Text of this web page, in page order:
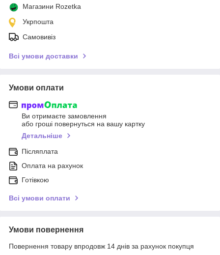
Магазини Rozetka
Укрпошта
Самовивіз
Всі умови доставки
Умови оплати
Ви отримаєте замовлення
або гроші повернуться на вашу картку
Детальніше
Післяплата
Оплата на рахунок
Готівкою
Всі умови оплати
Умови повернення
Повернення товару впродовж 14 днів за рахунок покупця